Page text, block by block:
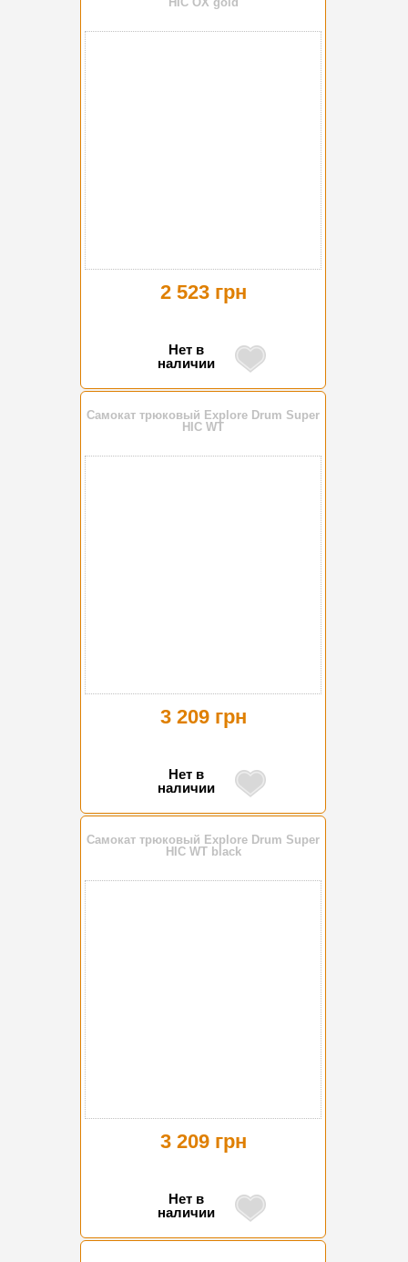
2 523 грн
Нет в
наличии
Самокат трюковый Explore Drum Super
HIC WT
3 209 грн
Нет в
наличии
Самокат трюковый Explore Drum Super
HIC WT black
3 209 грн
Нет в
наличии